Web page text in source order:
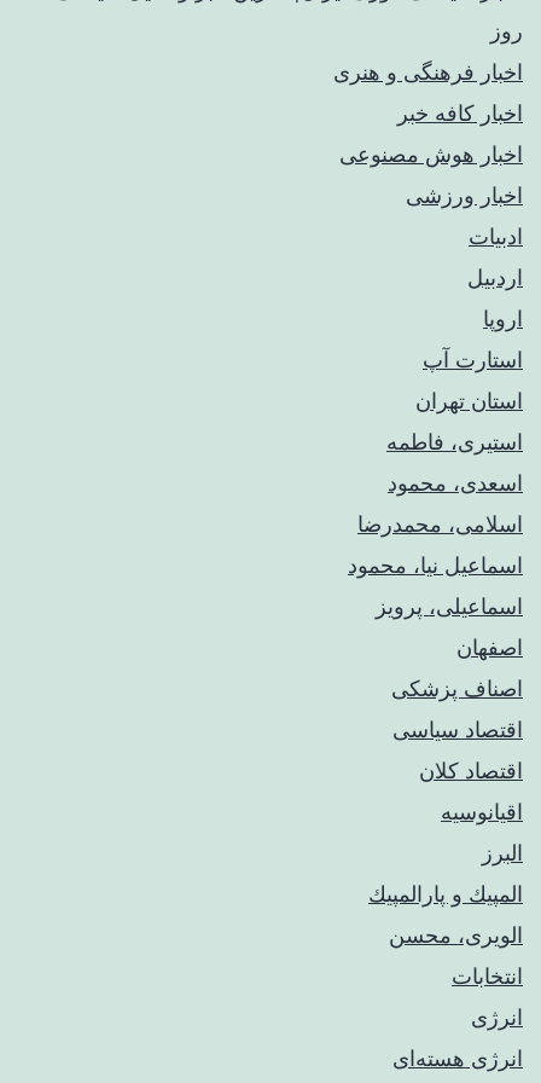
روز
اخبار فرهنگی و هنری
اخبار کافه خبر
اخبار هوش مصنوعی
اخبار ورزشی
ادبیات
اردبیل
اروپا
استارت آپ
استان تهران
استیری، فاطمه
اسعدی، محمود
اسلامی، محمدرضا
اسماعیل نیا، محمود
اسماعیلی، پرویز
اصفهان
اصناف پزشکی
اقتصاد سیاسی
اقتصاد کلان
اقیانوسیه
البرز
المپيك و پارالمپيك
الویری، محسن
انتخابات
انرژی
انرژی هسته‌ای